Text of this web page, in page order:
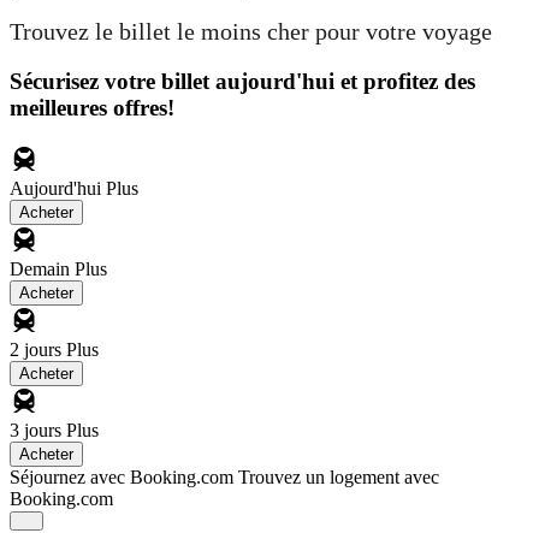
Trouvez le billet le moins cher pour votre voyage
Sécurisez votre billet aujourd'hui et profitez des
meilleures offres!
Aujourd'hui Plus
Acheter
Demain Plus
Acheter
2 jours Plus
Acheter
3 jours Plus
Acheter
Séjournez avec Booking.com Trouvez un logement avec
Booking.com